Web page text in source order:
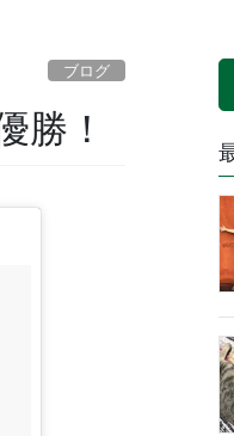
ブログ
勝！